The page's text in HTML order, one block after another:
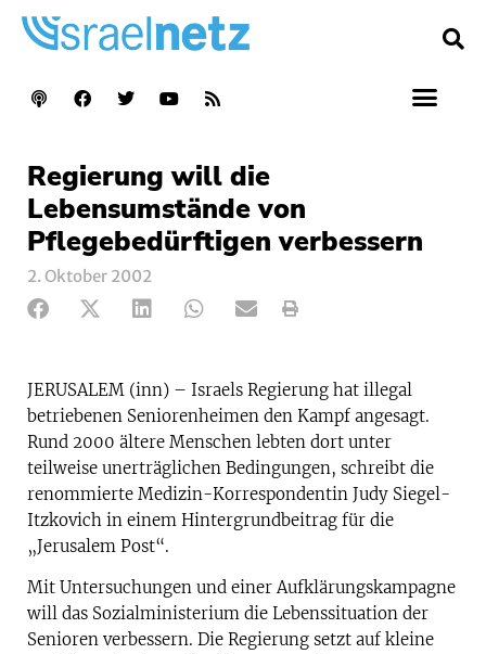
Regierung will die
Lebensumstände von
Pflegebedürftigen verbessern
2. Oktober 2002
JERUSALEM (inn) – Israels Regierung hat illegal
betriebenen Seniorenheimen den Kampf angesagt.
Rund 2000 ältere Menschen lebten dort unter
teilweise unerträglichen Bedingungen, schreibt die
renommierte Medizin-Korrespondentin Judy Siegel-
Itzkovich in einem Hintergrundbeitrag für die
„Jerusalem Post“.
Mit Untersuchungen und einer Aufklärungskampagne
will das Sozialministerium die Lebenssituation der
Senioren verbessern. Die Regierung setzt auf kleine